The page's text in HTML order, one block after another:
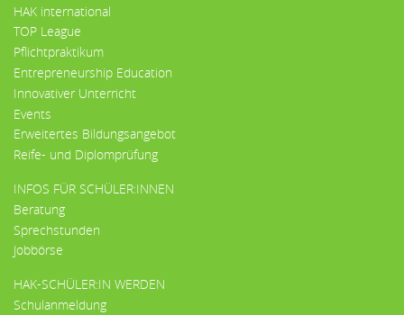
HAK international
TOP League
Pflichtpraktikum
Entrepreneurship Education
Innovativer Unterricht
Events
Erweitertes Bildungsangebot
Reife- und Diplomprüfung
INFOS FÜR SCHÜLER:INNEN
Beratung
Sprechstunden
Jobbörse
HAK-SCHÜLER:IN WERDEN
Schulanmeldung